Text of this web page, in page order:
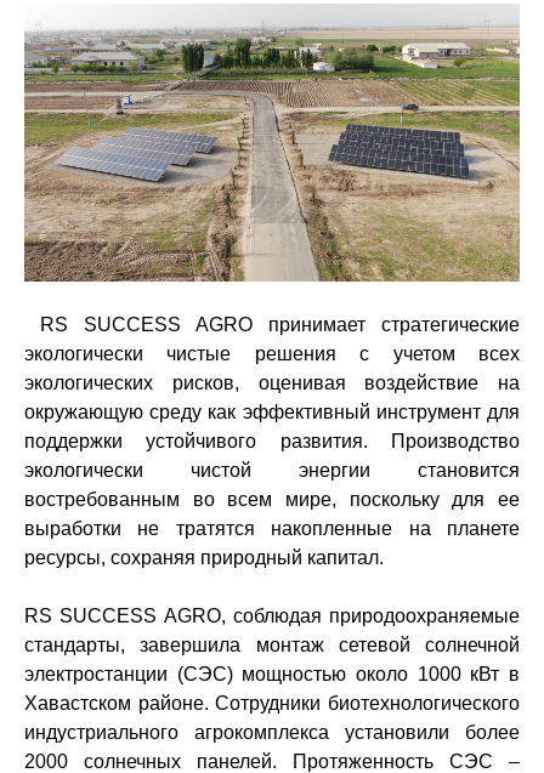
RS SUCCESS AGRO принимает стратегические
экологически чистые решения с учетом всех
экологических рисков, оценивая воздействие на
окружающую среду как эффективный инструмент для
поддержки устойчивого развития. Производство
экологически чистой энергии становится
востребованным во всем мире, поскольку для ее
выработки не тратятся накопленные на планете
ресурсы, сохраняя природный капитал.
RS SUCCESS AGRO, соблюдая природоохраняемые
стандарты, завершила монтаж сетевой солнечной
электростанции (СЭС) мощностью около 1000 кВт в
Хавастском районе. Сотрудники биотехнологического
индустриального агрокомплекса установили более
2000 солнечных панелей. Протяженность СЭС ­–